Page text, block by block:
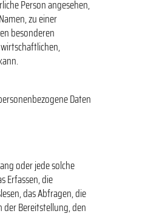
Person angesehen,
zu einer
besonderen
Daten
oder jede solche
Erfassen, die
das Abfragen, die
Bereitstellung, den